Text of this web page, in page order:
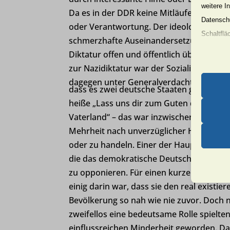
Da es in der DDR keine Mitläufer oder
oder Verantwortung. Der ideologisch
schmerzhafte Auseinandersetzung
Diktatur offen und öffentlich über die
zur Nazidiktatur war der Sozialismus,
dagegen unter Generalverdacht. Hitler
dass es zwei deutsche Staaten gäbe,
heiße „Lass uns dir zum Guten dienen,
Vaterland“ – das war inzwischen unsag-
Mehrheit nach unverzüglicher
oder zu handeln. Einer der
die das demokratische Deutschland
zu opponieren. Für einen kurzen
einig darin war, dass sie den real
Bevölkerung so nah wie nie zuvor.
zweifellos eine bedeutsame Rolle
weitere
und die
et-